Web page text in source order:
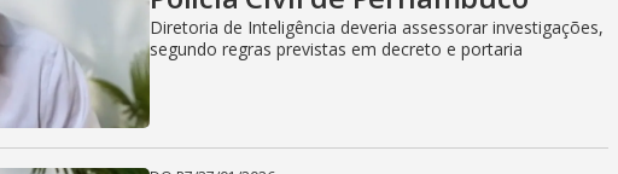
Diretoria de Inteligência deveria assessorar investigações,
segundo regras previstas em decreto e portaria